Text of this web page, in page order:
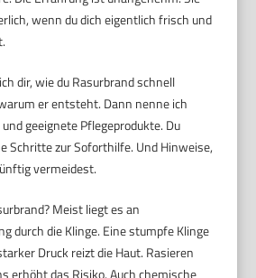
wenn du dich eigentlich frisch und
dir, wie du Rasurbrand schnell
er entsteht. Dann nenne ich
geeignete Pflegeprodukte. Du
Schritte zur Soforthilfe. Und Hinweise,
vermeidest.
Meist liegt es an
durch die Klinge. Eine stumpfe Klinge
Druck reizt die Haut. Rasieren
erhöht das Risiko. Auch chemische